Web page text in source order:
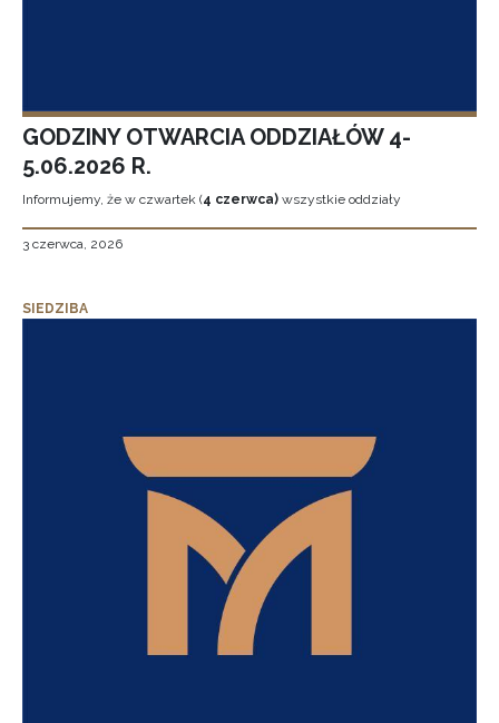
GODZINY OTWARCIA ODDZIAŁÓW 4-
5.06.2026 R.
Informujemy, że w czwartek (4 czerwca) wszystkie oddziały
3 czerwca, 2026
SIEDZIBA